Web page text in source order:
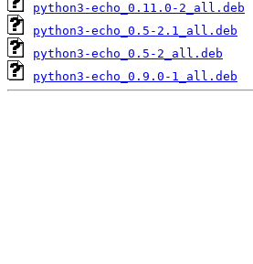
python3-echo_0.11.0-2_all.deb
python3-echo_0.5-2.1_all.deb
python3-echo_0.5-2_all.deb
python3-echo_0.9.0-1_all.deb